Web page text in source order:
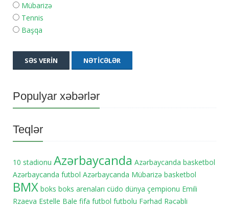
Mübarizə
Tennis
Başqa
SƏS VERIN NƏTICƏLƏR
Populyar xəbərlər
Teqlər
10 stadionu Azərbaycanda Azərbaycanda basketbol
Azərbaycanda futbol Azərbaycanda Mübarizə basketbol
BMX boks boks arenaları cüdo dünya çempionu Emili
Rzaeva Estelle Bale fifa futbol futbolu Fərhad Rəcəbli